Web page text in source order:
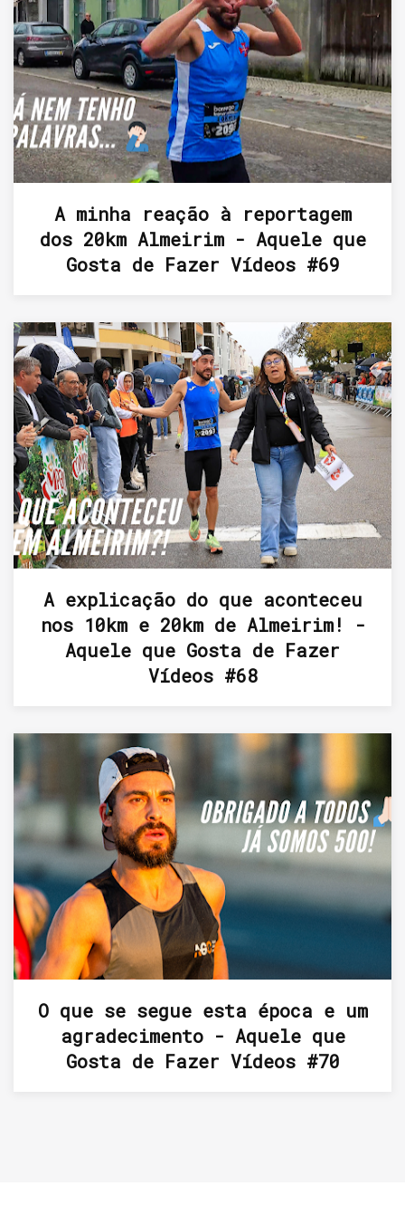
A minha reação à reportagem
dos 20km Almeirim - Aquele que
Gosta de Fazer Vídeos #69
A explicação do que aconteceu
nos 10km e 20km de Almeirim! -
Aquele que Gosta de Fazer
Vídeos #68
O que se segue esta época e um
agradecimento - Aquele que
Gosta de Fazer Vídeos #70